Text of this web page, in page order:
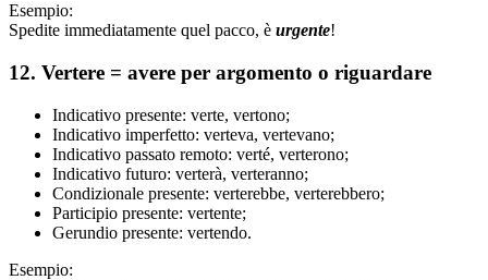
Esempio:
Spedite immediatamente quel pacco, è urgente!
12. Vertere = avere per argomento o riguardare
Indicativo presente: verte, vertono;
Indicativo imperfetto: verteva, vertevano;
Indicativo passato remoto: verté, verterono;
Indicativo futuro: verterà, verteranno;
Condizionale presente: verterebbe, verterebbero;
Participio presente: vertente;
Gerundio presente: vertendo.
Esempio: